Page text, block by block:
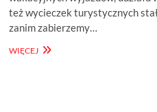
też wycieczek turystycznych
zanim zabierzemy…
WIĘCEJPRZEWOŻENIE